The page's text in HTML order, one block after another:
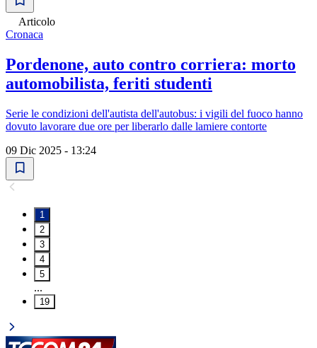
Articolo
Cronaca
Pordenone, auto contro corriera: morto
automobilista, feriti studenti
Serie le condizioni dell'autista dell'autobus: i vigili del fuoco hanno
dovuto lavorare due ore per liberarlo dalle lamiere contorte
09 Dic 2025 - 13:24
1
2
3
4
5
...
19